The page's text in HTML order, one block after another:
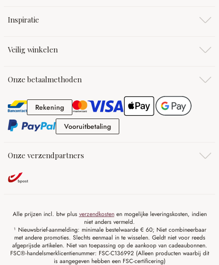
Inspiratie
Veilig winkelen
Onze betaalmethoden
RekeningRekening
VooruitbetalingVooruitbetaling
Onze verzendpartners
Alle prijzen incl. btw plus verzendkostenen mogelijke leveringskosten, indien
niet anders vermeld.
¹ Nieuwsbrief-aanmelding: minimale bestelwaarde € 60; Niet combineerbaar
met andere promoties. Slechts eenmaal in te wisselen. Geldt niet voor reeds
afgeprijsde artikelen. Niet van toepassing op de aankoop van cadeaubonnen.
FSC®-handelsmerklicentienummer: FSC-C136992 (Alleen producten waarbij dit
is aangegeven hebben een FSC-certificering)